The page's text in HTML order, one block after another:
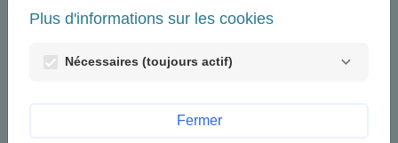
travers d'une série de formulaires pré-
Chaque formulaire inclut une aide pour
Plus d'informations sur les cookies
Nécessaires (toujours actif)
Fermer